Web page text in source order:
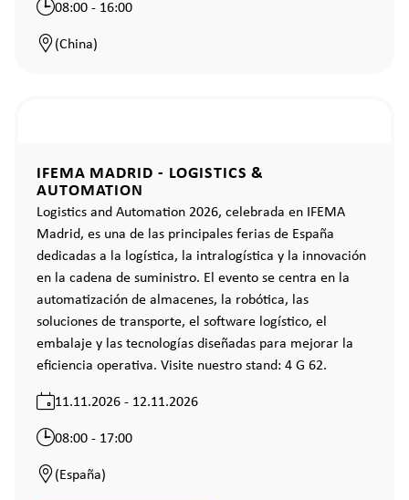
08:00 - 16:00
(China)
IFEMA MADRID - LOGISTICS &
AUTOMATION
Logistics and Automation 2026, celebrada en IFEMA
Madrid, es una de las principales ferias de España
dedicadas a la logística, la intralogística y la innovación
en la cadena de suministro. El evento se centra en la
automatización de almacenes, la robótica, las
soluciones de transporte, el software logístico, el
embalaje y las tecnologías diseñadas para mejorar la
eficiencia operativa. Visite nuestro stand: 4 G 62.
11.11.2026 - 12.11.2026
08:00 - 17:00
(España)